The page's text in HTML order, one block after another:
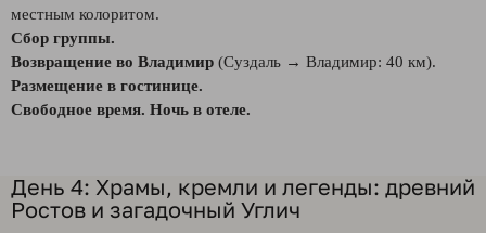
местным колоритом.
Сбор группы.
Возвращение во Владимир (Суздаль → Владимир: 40 км).
Размещение в гостинице.
Свободное время. Ночь в отеле.
День 4: Храмы, кремли и легенды: древний
Ростов и загадочный Углич